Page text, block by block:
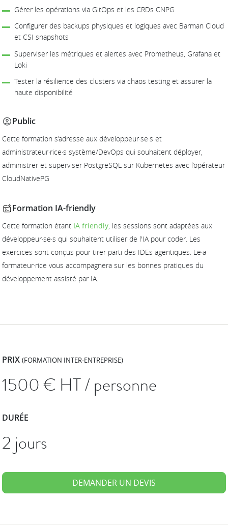
Gérer les opérations via GitOps et les CRDs CNPG
Configurer des backups physiques et logiques avec Barman Cloud
et CSI snapshots
Superviser les métriques et alertes avec Prometheus, Grafana et
Loki
Tester la résilience des clusters via chaos testing et assurer la
haute disponibilité
Public
Cette formation s’adresse aux développeur·se·s et
administrateur·rice·s système/DevOps qui souhaitent déployer,
administrer et superviser PostgreSQL sur Kubernetes avec l’opérateur
CloudNativePG
Formation IA-friendly
Cette formation étant IA friendly, les sessions sont adaptées aux
développeur·se·s qui souhaitent utiliser de l'IA pour coder. Les
exercices sont conçus pour tirer parti des IDEs agentiques. Le·a
formateur·rice vous accompagnera sur les bonnes pratiques du
développement assisté par IA.
PRIX(FORMATION INTER-ENTREPRISE)
1500€ HT / personne
DURÉE
2 jours
DEMANDER UN DEVIS